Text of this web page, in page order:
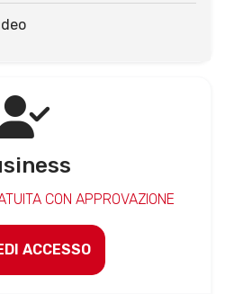
CON APPROVAZIONE
ACCESSO